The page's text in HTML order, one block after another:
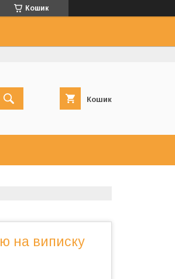
Кошик
Кошик
на виписку